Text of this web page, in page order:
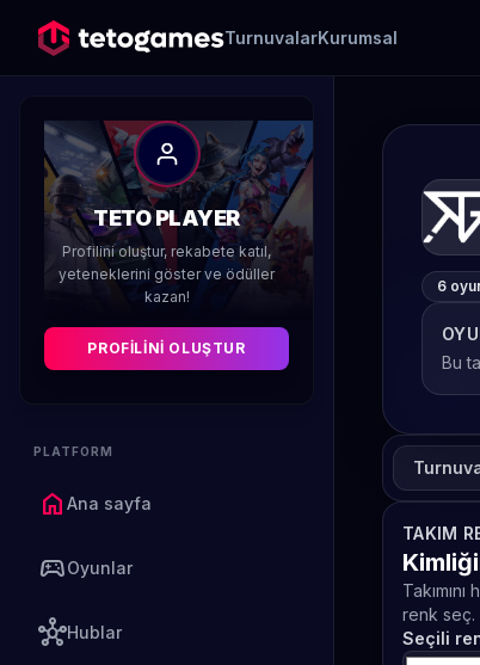
TurnuvalarKurumsal
TETO PLAYER
Profilini oluştur, rekabete katıl,
yeteneklerini göster ve ödüller
kazan!
PROFILINI OLUŞTUR
PLATFORM
home Ana sayfa
sports_esportsOyunlar
hubHublar
6
Bu
TAKIM
renk seç.
Seçili